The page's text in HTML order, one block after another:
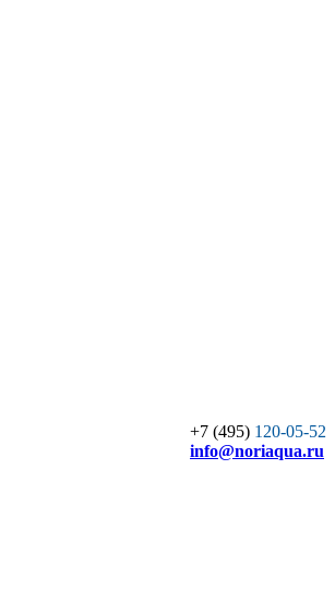
+7 (495) 120-05-52
info@noriaqua.ru